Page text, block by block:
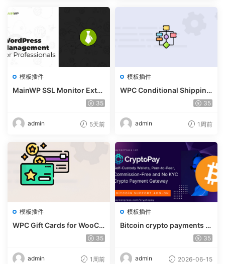
模板插件
MainWP SSL Monitor Exte
35
admin 5天前
模板插件
WPC Conditional Shipping
& Payments (Premium) v1.
35
admin 1周前
模板插件
WPC Gift Cards for WooCo
mmerce (Premium) v1.0.235
admin 1周前
模板插件
Bitcoin crypto payments s
upport for CryptoPay v1.4.
35
admin 2026-06-15